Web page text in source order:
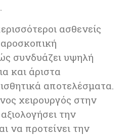
ασθενείς
συνδυάζει υψηλή
και άριστα
αποτελέσματα.
χειρουργός στην
την
να προτείνει την